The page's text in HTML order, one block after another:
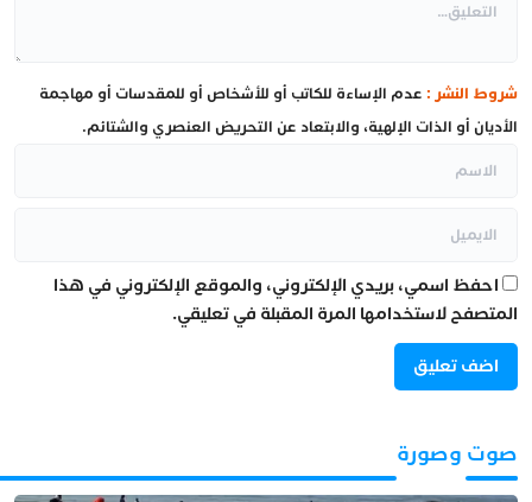
شروط النشر : عدم الإساءة للكاتب أو للأشخاص أو للمقدسات أو مهاجمة
الأديان أو الذات الإلهية، والابتعاد عن التحريض العنصري والشتائم.
احفظ اسمي، بريدي الإلكتروني، والموقع الإلكتروني في هذا
المتصفح لاستخدامها المرة المقبلة في تعليقي.
صوت وصورة